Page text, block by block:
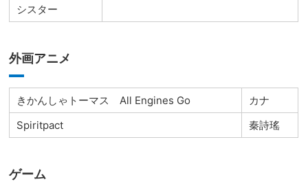
シスター
外画アニメ
きかんしゃトーマス All Engines Go
カナ
Spiritpact
秦詩瑤
ゲーム